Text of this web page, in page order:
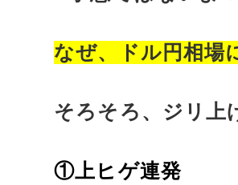
なぜ、ドル円相場
そろそろ、ジリ上
①上ヒゲ連発